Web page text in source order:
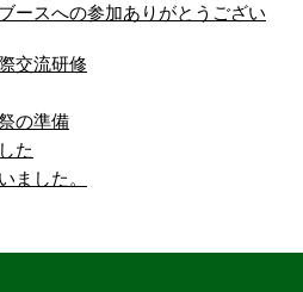
ースへの参加ありがとうござい
交流研修
の準備
た
ました。